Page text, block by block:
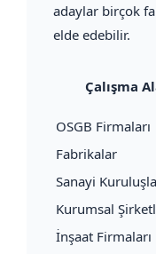
adaylar birçok
elde edebilir.
Çalışma
OSGB Firmaları
Fabrikalar
Sanayi
Kurumsal
İnşaat Firmaları